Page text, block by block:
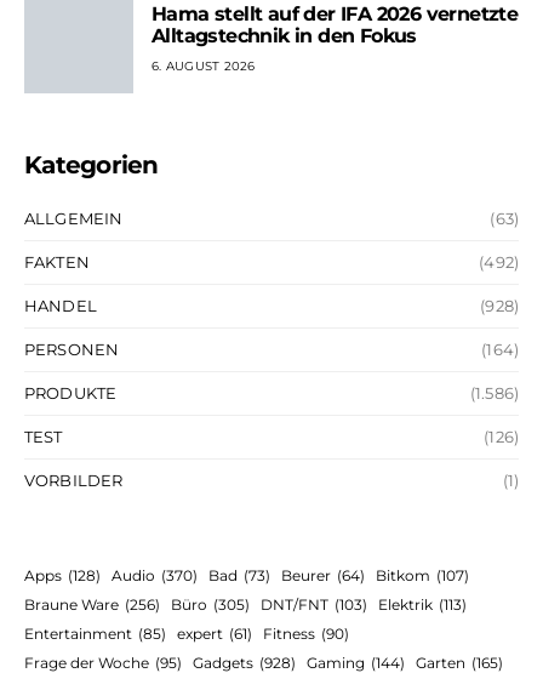
Hama stellt auf der IFA 2026 vernetzte
Alltagstechnik in den Fokus
6. AUGUST 2026
Kategorien
ALLGEMEIN (63)
FAKTEN (492)
HANDEL (928)
PERSONEN (164)
PRODUKTE (1.586)
TEST (126)
VORBILDER (1)
Apps (128) Audio (370) Bad (73) Beurer (64) Bitkom (107)
Braune Ware (256) Büro (305) DNT/FNT (103) Elektrik (113)
Entertainment (85) expert (61) Fitness (90)
Frage der Woche (95) Gadgets (928) Gaming (144) Garten (165)